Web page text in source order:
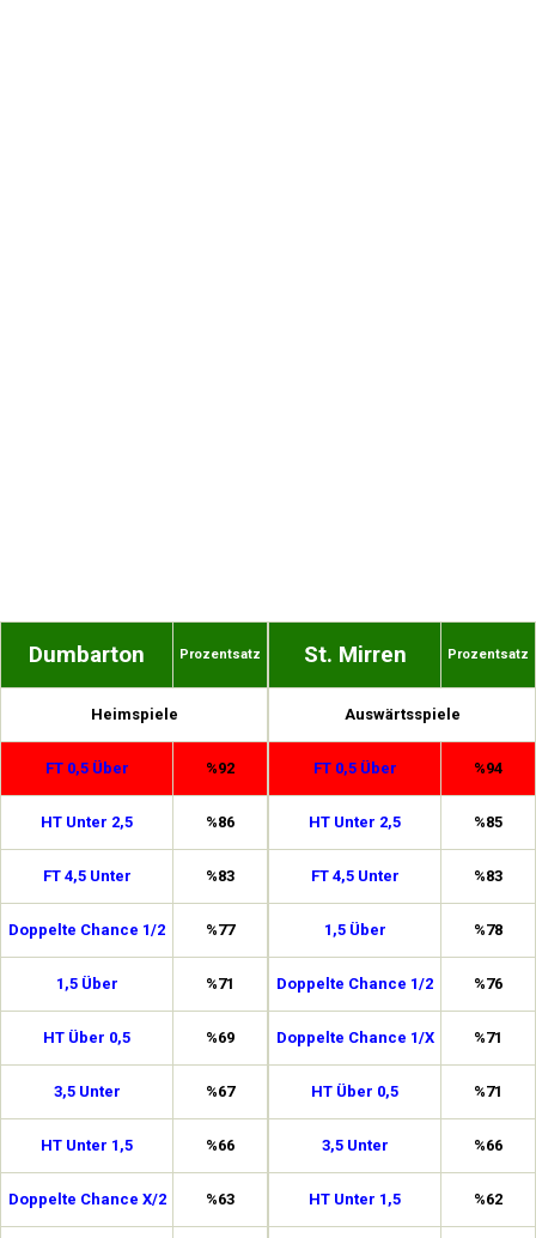
Dumbarton Prozentsatz
Heimspiele
FT 0,5 Über %92
HT Unter 2,5 %86
FT 4,5 Unter %83
Doppelte Chance 1/2 %77
1,5 Über %71
HT Über 0,5 %69
3,5 Unter %67
HT Unter 1,5 %66
Doppelte Chance X/2 %63
St. Mirren Prozentsatz
Auswärtsspiele
FT 0,5 Über %94
HT Unter 2,5 %85
FT 4,5 Unter %83
1,5 Über %78
Doppelte Chance 1/2 %76
Doppelte Chance 1/X %71
HT Über 0,5 %71
3,5 Unter %66
HT Unter 1,5 %62